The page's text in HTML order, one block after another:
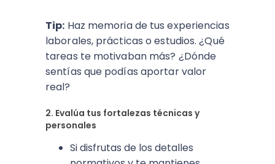
Tip: Haz memoria de tus experiencias
laborales, prácticas o estudios. ¿Qué
tareas te motivaban más? ¿Dónde
sentías que podías aportar valor
real?
2. Evalúa tus fortalezas técnicas y
personales
Si disfrutas de los detalles